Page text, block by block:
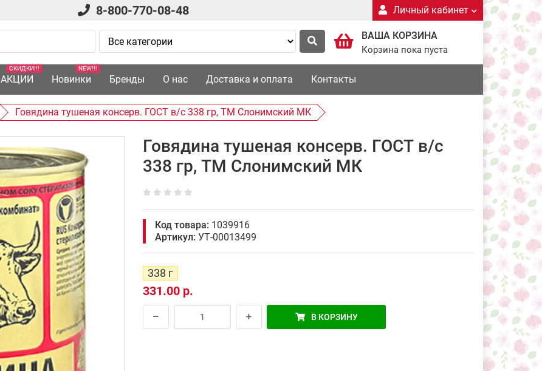
8-800-770-08-48 Личный кабинет
ВАША КОРЗИНА
Корзина пока пуста
АКЦИИ
СКИДКИ!!!
Новинки
NEW!!!
Бренды О нас Доставка и оплата Контакты
Говядина тушеная консерв. ГОСТ в/с 338 гр, ТМ Слонимский МК
Говядина тушеная консерв. ГОСТ в/с
338 гр, ТМ Слонимский МК
Код товара: 1039916
Артикул: УТ-00013499
338 г
331.00 р.
В КОРЗИНУ